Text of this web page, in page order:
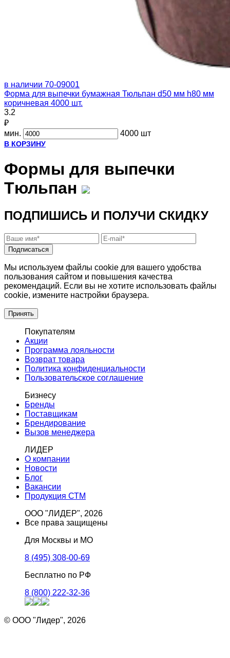
в наличии 70-09001
Форма для выпечки бумажная Тюльпан d50 мм h80 мм
коричневая 4000 шт.
3.2
₽
мин.
4000 шт
В КОРЗИНУ
Формы для выпечки
Тюльпан
ПОДПИШИСЬ И ПОЛУЧИ СКИДКУ
Подписаться
Мы используем файлы cookie для вашего удобства
пользования сайтом и повышения качества
рекомендаций. Если вы не хотите использовать файлы
cookie, измените настройки браузера.
Принять
Покупателям
Акции
Программа лояльности
Возврат товара
Политика конфиденциальности
Пользовательское соглашение
Бизнесу
Бренды
Поставщикам
Брендирование
Вызов менеджера
ЛИДЕР
О компании
Новости
Блог
Вакансии
Продукция СТМ
ООО "ЛИДЕР", 2026
Все права защищены
Для Москвы и МО
8 (495) 308-00-69
Бесплатно по РФ
8 (800) 222-32-36
© ООО "Лидер", 2026